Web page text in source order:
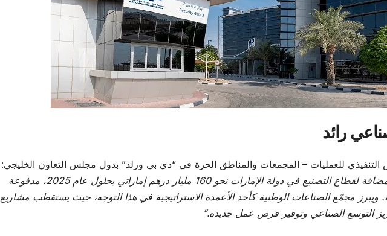
رائد
التنفيذي للعمليات – المجمعات والمناطق الحرة في “دي بي ورلد” بدول مجلس التعاون الخليجي:
من المتوقع أن تبلغ القيمة المضافة لقطاع التصنيع في دولة الإمارات نحو 160 مليار درهم إماراتي بحلول عام 2025، مدفوعة
ويبرز مجمّع الصناعات الوطنية كأحد الأعمدة الاستراتيجية في هذا التوجه، حيث يستقطب مشاريع
التوسع الصناعي وتوفير فرص عمل جديدة.”